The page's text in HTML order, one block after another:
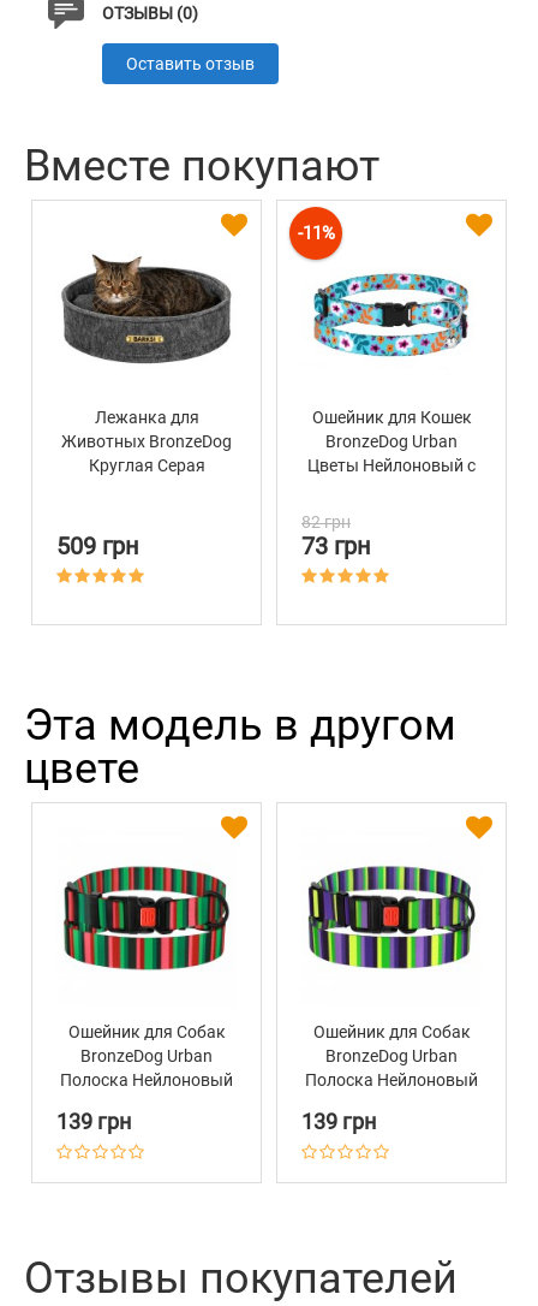
ОТЗЫВЫ (0)
Оставить отзыв
Вместе покупают
Лежанка для
Животных BronzeDog
Круглая Серая
509 грн
-11%
Ошейник для Кошек
BronzeDog Urban
Цветы Нейлоновый с
Колокольчиком
82 грн
73 грн
Эта модель в другом
цвете
Ошейник для Собак
BronzeDog Urban
Полоска Нейлоновый
Пряжкой Красно-
Зеленый
139 грн
Ошейник для Собак
BronzeDog Urban
Полоска Нейлоновый
Пряжкой Фиолетово-
Салатовый
139 грн
Отзывы покупателей